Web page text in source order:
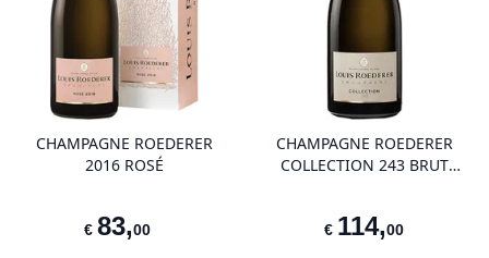
CHAMPAGNE ROEDERER
2016 ROSÉ
€ 83,00
product variant items in cart, view
CHAMPAGNE ROEDERER
COLLECTION 243 BRUT
€ 114,00